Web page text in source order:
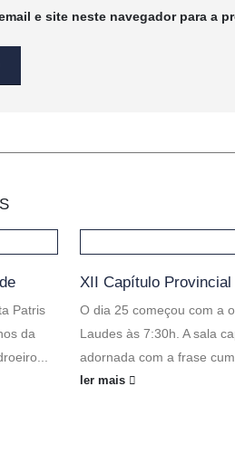
e site neste navegador para a
Patris
da
XII Capítulo Provincial
O dia 25 começou com a
Laudes às 7:30h. A sala
adornada com a frase
ler mais